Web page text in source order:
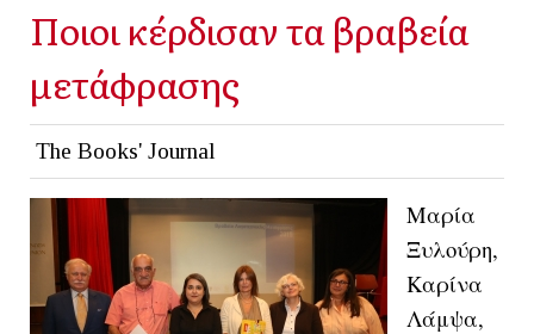
Ποιοι κέρδισαν τα βραβεία
μετάφρασης
The Books' Journal
Μαρία
Ξυλούρη,
Καρίνα
Λάμψα,